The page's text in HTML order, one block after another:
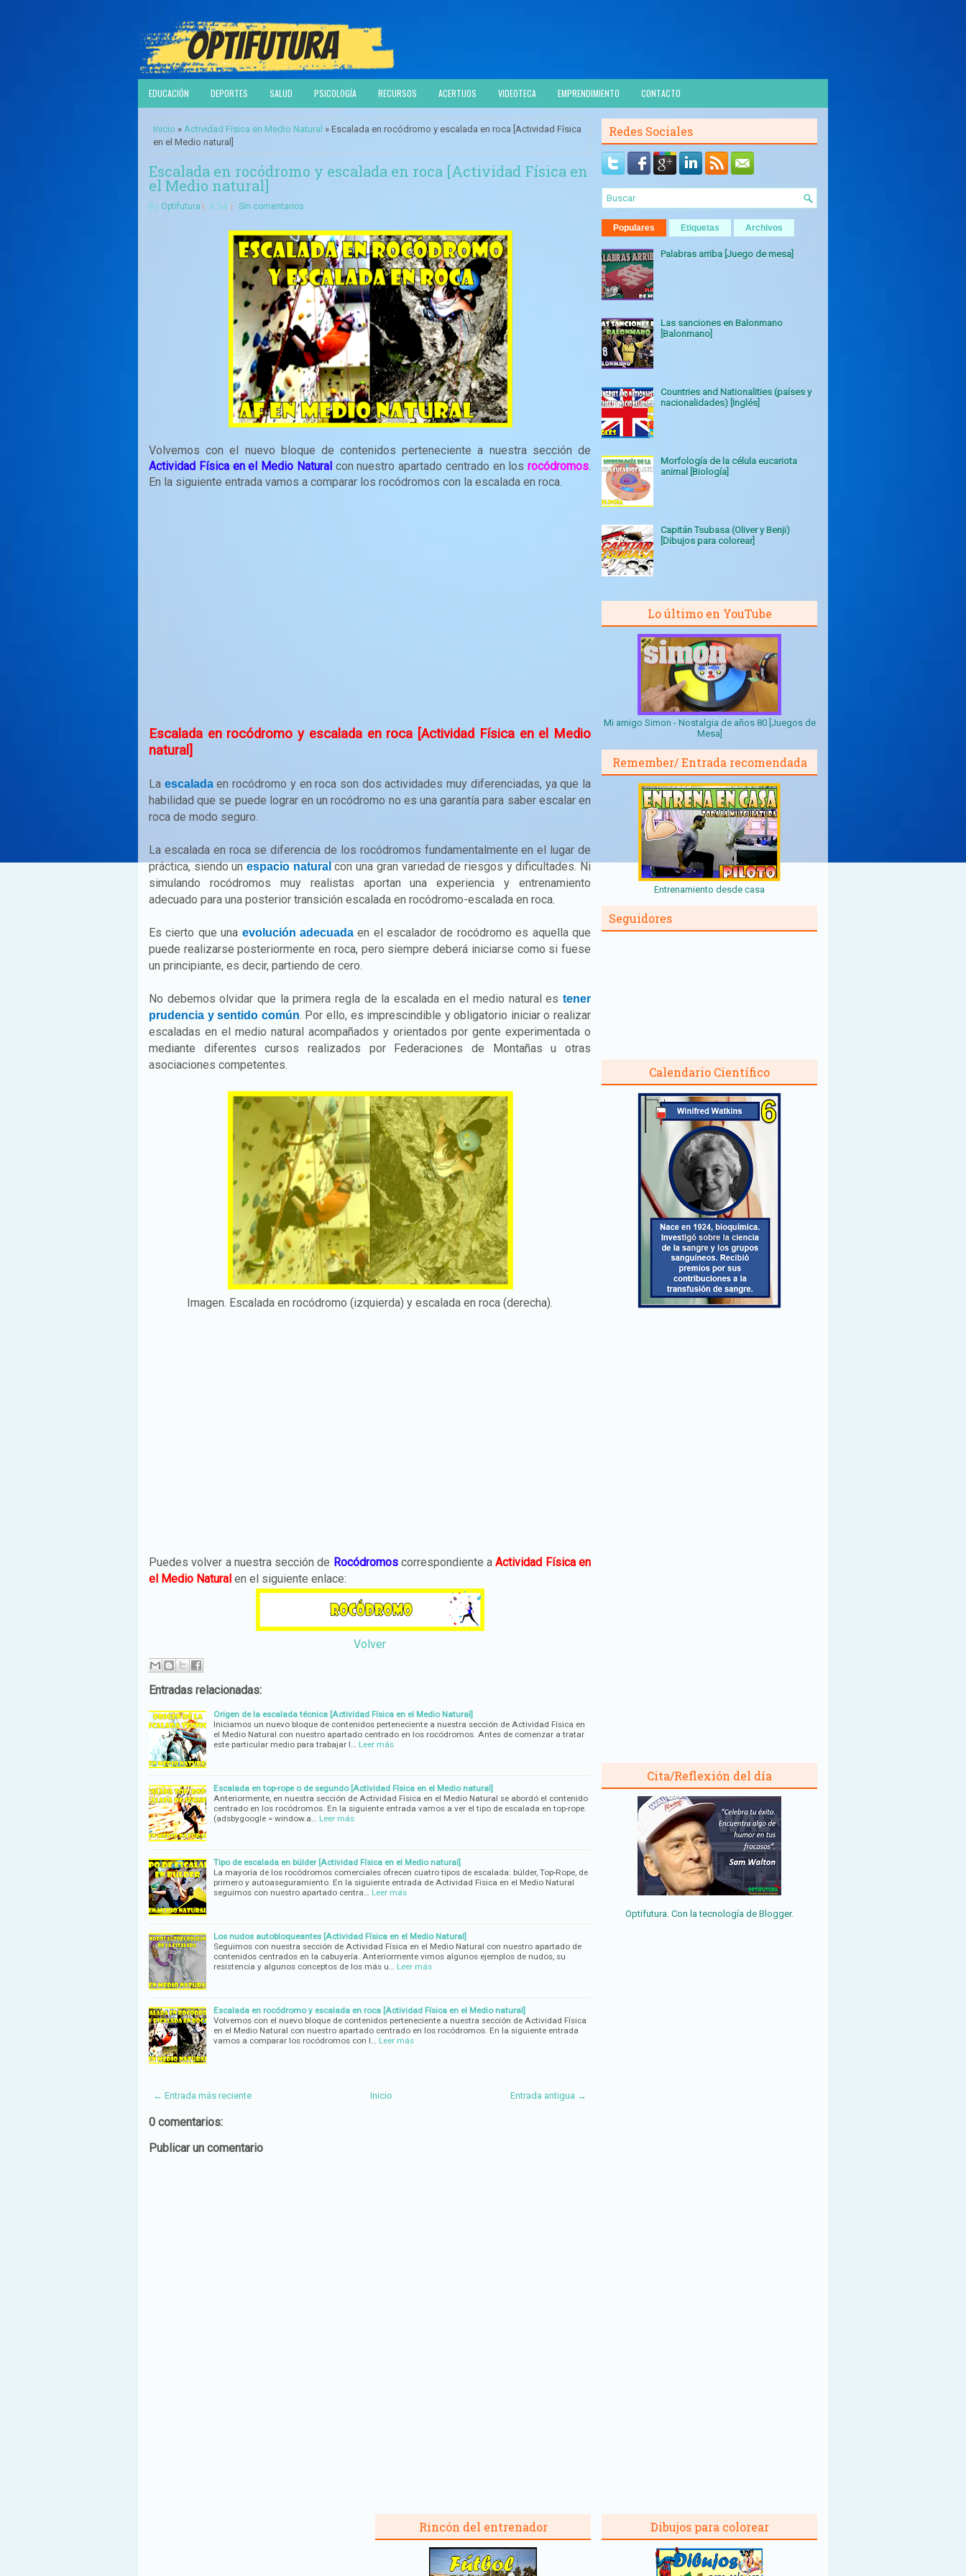
EDUCACIÓN DEPORTES SALUD PSICOLOGÍA RECURSOS ACERTIJOS VIDEOTECA EMPRENDIMIENTO CONTACTO
Inicio » Actividad Física en Medio Natural » Escalada en rocódromo y escalada en roca [Actividad Física
en el Medio natural]
Escalada en rocódromo y escalada en roca [Actividad Física en
el Medio natural]
By Optifutura 6:54 Sin comentarios
Volvemos con el nuevo bloque de contenidos perteneciente a nuestra sección de
Actividad Física en el Medio Naturalcon nuestro apartado centrado en los rocódromos.
En la siguiente entrada vamos a comparar los rocódromos con la escalada en roca.
Escalada en rocódromo y escalada en roca [Actividad Física en el Medio
natural]
La escaladaen rocódromo y en roca son dos actividades muy diferenciadas, ya que la
habilidad que se puede lograr en un rocódromo no es una garantía para saber escalar en
roca de modo seguro.
La escalada en roca se diferencia de los rocódromos fundamentalmente en el lugar de
práctica, siendo unespacio naturalcon una gran variedad de riesgos y dificultades. Ni
simulando rocódromos muy realistas aportan una experiencia y entrenamiento
adecuado para una posterior transición escalada en rocódromo-escalada en roca.
Es cierto que una evolución adecuadaen el escalador de rocódromo es aquella que
puede realizarse posteriormente en roca, pero siempre deberá iniciarse como si fuese
un principiante, es decir, partiendo de cero.
No debemos olvidar que la primera regla de la escalada en el medio natural es tener
prudencia y sentido común. Por ello, es imprescindible y obligatorio iniciar o realizar
escaladas en el medio natural acompañados y orientados por gente experimentada o
mediante diferentes cursos realizados por Federaciones de Montañas u otras
asociaciones competentes.
Imagen. Escalada en rocódromo (izquierda) y escalada en roca (derecha).
Puedes volver a nuestra sección de Rocódromos correspondiente aActividad Física en
el Medio Natural en el siguiente enlace:
Volver
Entradas relacionadas:
Origen de la escalada técnica [Actividad Física en el Medio Natural]
Iniciamos un nuevo bloque de contenidos perteneciente a nuestra sección de Actividad Física en
el Medio Natural con nuestro apartado centrado en los rocódromos. Antes de comenzar a tratar
este particular medio para trabajar l…
Leer más
Escalada en top-rope o de segundo [Actividad Física en el Medio natural]
Anteriormente, en nuestra sección de Actividad Física en el Medio Natural se abordó el contenido
centrado en los rocódromos. En la siguiente entrada vamos a ver el tipo de escalada en top-rope.
(adsbygoogle = window.a…
Leer más
Tipo de escalada en búlder [Actividad Física en el Medio natural]
La mayoría de los rocódromos comerciales ofrecen cuatro tipos de escalada: búlder, Top-Rope, de
primero y autoaseguramiento. En la siguiente entrada de Actividad Física en el Medio Natural
seguimos con nuestro apartado centra…
Leer más
Los nudos autobloqueantes [Actividad Física en el Medio Natural]
Seguimos con nuestra sección de Actividad Física en el Medio Natural con nuestro apartado de
contenidos centrados en la cabuyería. Anteriormente vimos algunos ejemplos de nudos, su
resistencia y algunos conceptos de los más u…
Leer más
Escalada en rocódromo y escalada en roca [Actividad Física en el Medio natural]
Volvemos con el nuevo bloque de contenidos perteneciente a nuestra sección de Actividad Física
en el Medio Natural con nuestro apartado centrado en los rocódromos. En la siguiente entrada
vamos a comparar los rocódromos con l…
Leer más
← Entrada más reciente Entrada antigua →
Inicio
0 comentarios:
Publicar un comentario
Redes Sociales
Populares Etiquetas Archivos
Palabras arriba [Juego de mesa]
Las sanciones en Balonmano
[Balonmano]
Countries and Nationalities (países y
nacionalidades) [Inglés]
Morfología de la célula eucariota
animal [Biología]
Capitán Tsubasa (Oliver y Benji)
[Dibujos para colorear]
Lo último en YouTube
Mi amigo Simon - Nostalgia de años 80 [Juegos de
Mesa]
Remember/ Entrada recomendada
Entrenamiento desde casa
Seguidores
Calendario Científico
Cita/Reflexión del día
Optifutura. Con la tecnología de Blogger.
Rincón del entrenador Dibujos para colorear